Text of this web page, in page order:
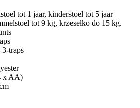
tot 1 jaar, kinderstoel tot 5 jaar
tot 9 kg, krzesełko do 15 kg.
traps
x AA)